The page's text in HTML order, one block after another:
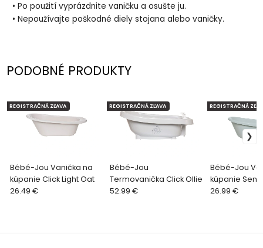
• Po použití vyprázdnite vaničku a osušte ju.
• Nepoužívajte poškodné diely stojana alebo vaničky.
PODOBNÉ PRODUKTY
Bébé-Jou Vanička na
kúpanie Click Light Oat
REGISTRAČNÁ ZĽAVA
26.49 €
Bébé-Jou
Termovanička Click Ollie
REGISTRAČNÁ ZĽAVA
52.99 €
Bébé-Jou
kúpanie
Green
REGISTRAČNÁ
26.99 €